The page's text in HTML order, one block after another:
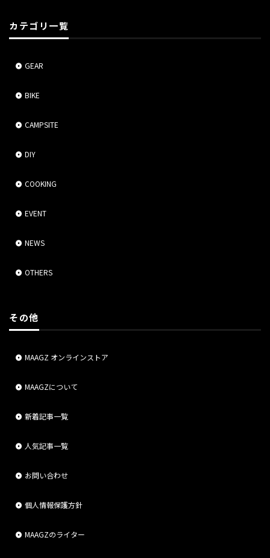
カテゴリ一覧
GEAR
BIKE
CAMPSITE
DIY
COOKING
EVENT
NEWS
OTHERS
その他
MAAGZ オンラインストア
MAAGZについて
新着記事一覧
人気記事一覧
お問い合わせ
個人情報保護方針
MAAGZのライター